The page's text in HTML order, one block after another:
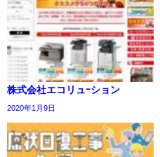
株式会社エコリュｰション
2020年1月9日